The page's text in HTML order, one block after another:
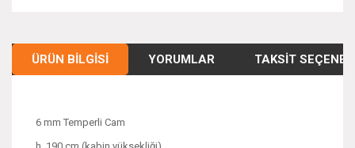
ÜRÜN BILGISI YORUMLAR TAKSIT
6 mm Temperli Cam